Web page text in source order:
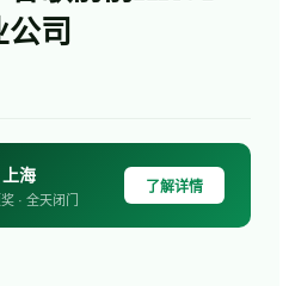
司
海
· 全天闭门
了解详情